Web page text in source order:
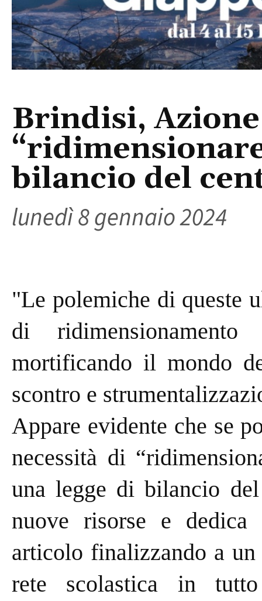
Brindisi,
bilancio del
lunedì 8 gennaio 2024
"Le polemiche di queste
di ridimensionamento
mortificando il mondo
scontro e
Appare evidente che se
necessità di
una legge di bilancio
nuove risorse e dedica
articolo finalizzando a un
rete scolastica in